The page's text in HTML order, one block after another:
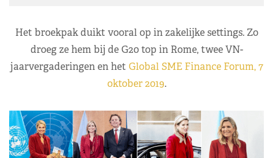
Het broekpak duikt vooral op in zakelijke settings. Zo
droeg ze hem bij de G20 top in Rome, twee VN-
jaarvergaderingen en het Global SME Finance Forum, 7
oktober 2019.